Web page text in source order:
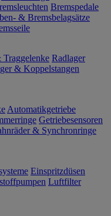
Bremspedale
& Bremsbelagsätze
Radlager
& Koppelstangen
Automatikgetriebe
Getriebesensoren
& Synchronringe
Einspritzdüsen
Luftfilter